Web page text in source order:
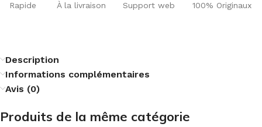
Rapide À la livraison Support web 100% Originaux
Description
Informations complémentaires
Avis (0)
Produits de la même catégorie